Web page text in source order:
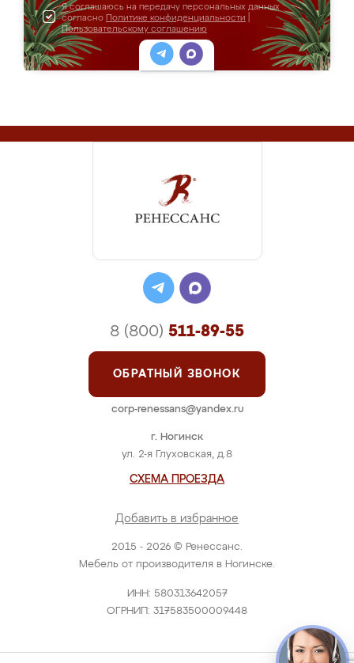
Я соглашаюсь на передачу персональных данных
согласно Политике конфиденциальности
Пользовательскому соглашению
2015 - 2026 © Ренессанс.
Мебель от производителя в Ногинске.
ИНН: 580313642057
ОГРНИП: 317583500009448
г. Ногинск
ул. 2-я Глуховская, д.8
СХЕМА ПРОЕЗДА
Добавить в избранное
8 (800) 511-89-55
ОБРАТНЫЙ ЗВОНОК
corp-renessans@yandex.ru